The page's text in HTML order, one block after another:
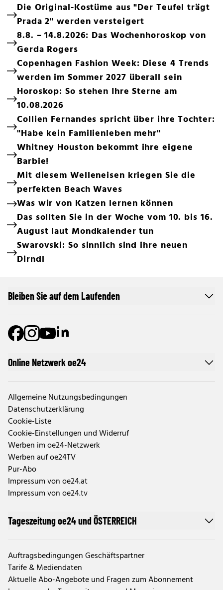
Die Original-Kostüme aus "Der Teufel trägt
Prada 2" werden versteigert
8.8. – 14.8.2026: Das Wochenhoroskop von
Gerda Rogers
Copenhagen Fashion Week: Diese 4 Trends
werden im Sommer 2027 überall sein
Horoskop: So stehen Ihre Sterne am
10.08.2026
Collien Fernandes spricht über ihre Tochter:
"Habe kein Familienleben mehr"
Whitney Houston bekommt ihre eigene
Barbie!
Mit diesem Welleneisen kriegen Sie die
perfekten Beach Waves
Was wir von Katzen lernen können
Das sollten Sie in der Woche vom 10. bis 16.
August laut Mondkalender tun
Swarovski: So sinnlich sind ihre neuen
Dirndl
Online Netzwerk oe24
Allgemeine Nutzungsbedingungen
Datenschutzerklärung
Cookie-Liste
Cookie-Einstellungen und Widerruf
Werben im oe24-Netzwerk
Werben auf oe24TV
Pur-Abo
Impressum von oe24.at
Impressum von oe24.tv
Tageszeitung oe24 und ÖSTERREICH
Auftragsbedingungen Geschäftspartner
Tarife & Mediendaten
Aktuelle Abo-Angebote und Fragen zum Abonnement
Bleiben Sie auf dem Laufenden